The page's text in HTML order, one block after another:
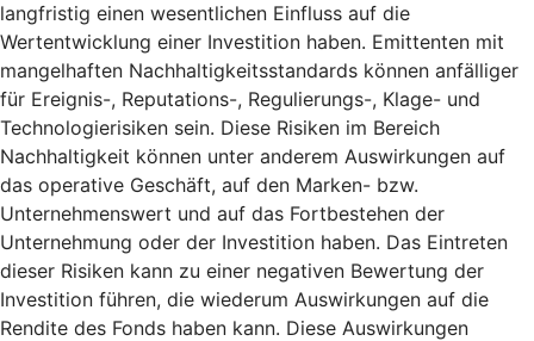
langfristig einen wesentlichen Einfluss auf die
Wertentwicklung einer Investition haben. Emittenten mit
mangelhaften Nachhaltigkeitsstandards können anfälliger
für Ereignis-, Reputations-, Regulierungs-, Klage- und
Technologierisiken sein. Diese Risiken im Bereich
Nachhaltigkeit können unter anderem Auswirkungen auf
das operative Geschäft, auf den Marken- bzw.
Unternehmenswert und auf das Fortbestehen der
Unternehmung oder der Investition haben. Das Eintreten
dieser Risiken kann zu einer negativen Bewertung der
Investition führen, die wiederum Auswirkungen auf die
Rendite des Fonds haben kann. Diese Auswirkungen